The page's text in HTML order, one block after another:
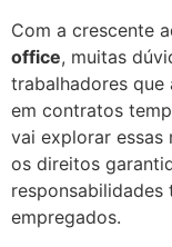
Com a crescente
office, muitas
trabalhadores que
em contratos
vai explorar essas
os direitos
empregados.